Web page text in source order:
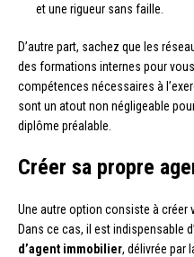
et une rigueur sans faille.
D’autre part, sachez que les
des formations internes pour
compétences nécessaires à
sont un atout non négligeable
diplôme préalable.
Créer sa propre
Une autre option consiste à créer
Dans ce cas, il est indispensable
d’agent immobilier, délivrée par